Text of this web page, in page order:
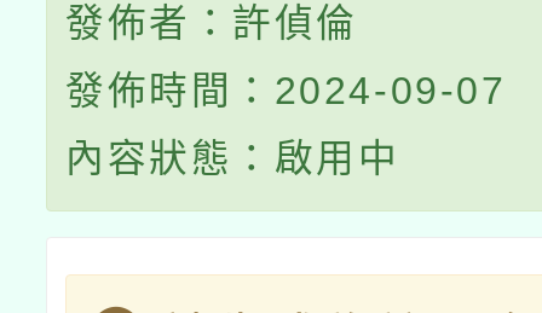
發佈者：許偵倫
發佈時間：2024-09-07
內容狀態：啟用中